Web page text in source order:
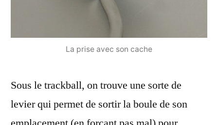
La prise avec son cache
Sous le trackball, on trouve une sorte de
levier qui permet de sortir la boule de son